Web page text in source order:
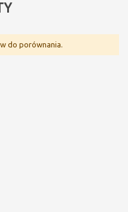
do porównania.